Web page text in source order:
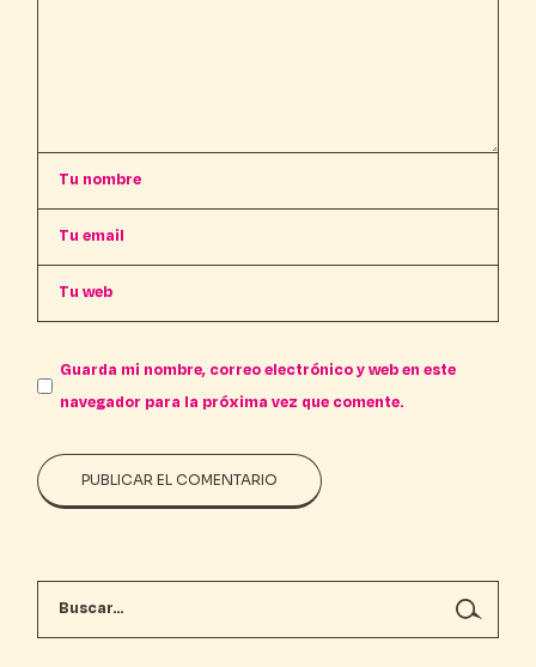
Guarda mi nombre, correo electrónico y web en este
navegador para la próxima vez que comente.
PUBLICAR EL COMENTARIO